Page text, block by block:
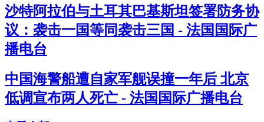
沙特阿拉伯与土耳其巴基斯坦签署防务协
议：袭击一国等同袭击三国 - 法国国际广
播电台
中国海警船遭自家军舰误撞一年后 北京
低调宣布两人死亡 - 法国国际广播电台